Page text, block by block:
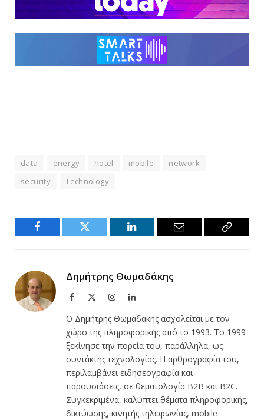
data energy hotel mobile
network
security
Technology
Facebook Twitter LinkedIn Email
Copy
Δημήτρης Θωμαδάκης
Facebook InstagramLinkedIn
Ο Δημήτρης Θωμαδάκης ασχολείται με τον
χώρο της πληροφορικής από το 1993. Το 1999
ξεκίνησε την πορεία του, παράλληλα, ως
συντάκτης τεχνολογίας. Η αρθρογραφία του,
περιλαμβάνει ειδησεογραφία και
παρουσιάσεις, σε θεματολογία B2B και B2C.
Συγκεκριμένα, καλύπτει θέματα πληροφορικής,
δικτύωσης, κινητής τηλεφωνίας, mobile